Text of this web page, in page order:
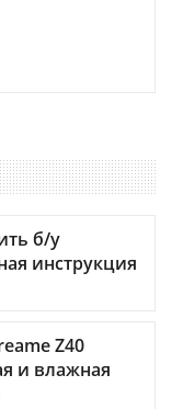
б/у
инструкция
Z40
и влажная